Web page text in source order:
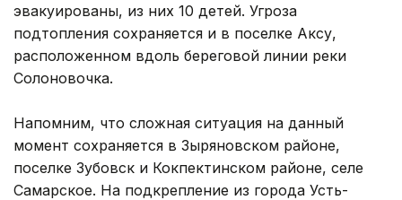
эвакуированы, из них 10 детей. Угроза
подтопления сохраняется и в поселке Аксу,
расположенном вдоль береговой линии реки
Солоновочка.
Напомним, что сложная ситуация на данный
момент сохраняется в Зыряновском районе,
поселке Зубовск и Кокпектинском районе, селе
Самарское. На подкрепление из города Усть-